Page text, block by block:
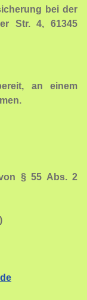
bei der
Str. 4, 61345
an einem
§ 55 Abs. 2